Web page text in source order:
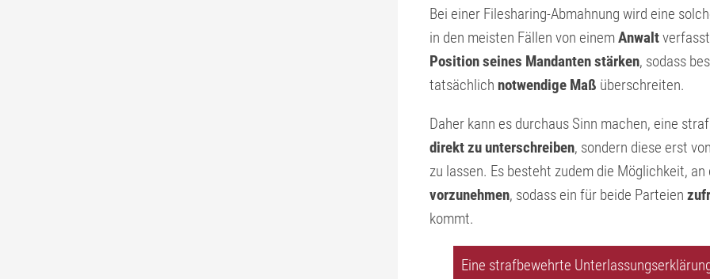
Bei einer Filesharing-Abmahnung wird eine
in den meisten Fällen von einemAnwalt
Position seines Mandanten stärken, sodass
tatsächlich notwendige Maß überschreiten.
Daher kann es durchaus Sinn machen, eine
direkt zu unterschreiben, sondern diese erst
zu lassen. Es besteht zudem die Möglichkeit,
vorzunehmen, sodass ein für beide Parteien
kommt.
Eine strafbewehrte